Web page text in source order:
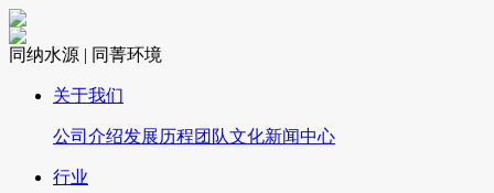
同纳水源 | 同菁环境
关于我们
公司介绍发展历程团队文化新闻中心
行业